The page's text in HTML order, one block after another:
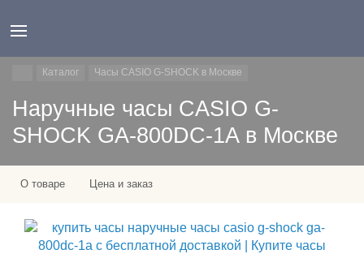
Каталог Часы CASIO G-SHOCK в Москве
Наручные часы CASIO G-
SHOCK GA-800DC-1A в Москве
О товаре Цена и заказ